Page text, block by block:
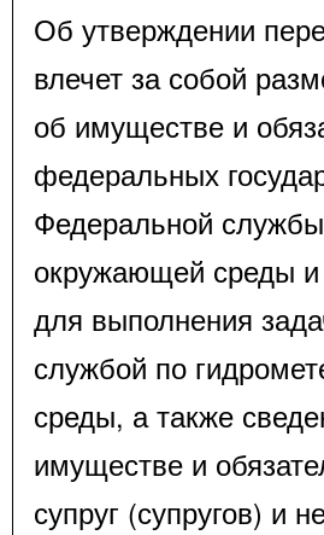
Об утверждении
влечет за собой
об имуществе и
федеральных
Федеральной
окружающей среды и
для выполнения
службой по
среды, а также
имуществе и
супруг (супругов) и